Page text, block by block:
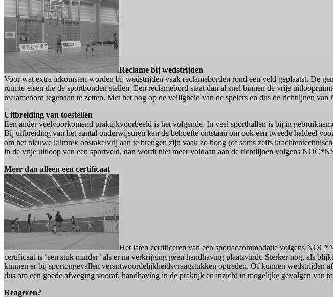
Reclame bij wedstrijden
Voor wat extra inkomsten worden bij wedstrijden vaak reclameborden rond een veld geplaatst. De
ruimte-eisen die de sportbonden stellen. Een reclamebord staat dan al snel binnen de vrije
reclamebord tegenaan te zetten. Met het oog op de veiligheid van de spelers en dus de richtlijnen
Uitbreiding van toestellen
Een ander veelvoorkomend praktijkvoorbeeld is het volgende. In veel sporthallen is bij in
Bij uitbreiding van het aantal onderwijsuren kan de behoefte ontstaan om ook een tweede haldeel
om het nieuwe klimrek obstakelvrij aan te brengen zijn vaak zo hoog (of soms zelfs
in de vrije uitloop van een sportveld, dan wordt niet meer voldaan aan de richtlijnen volgens
Meer dan alleen een certificaat
Het laten certificeren van een sportaccommodatie volgens
certificaat is ‘een stuk minder’ als er na verkrijging geen handhaving plaatsvindt. Sterker nog, als
kunnen er bij sportongevallen verantwoordelijkheidsvraagstukken optreden. Of kunnen wedstrijden
dus om een goede afweging vooraf, handhaving in de praktijk en inzicht in mogelijke gevolgen van
Reageren?